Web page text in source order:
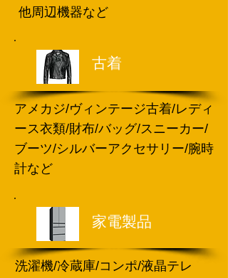
他周辺機器など
古着
アメカジ/ヴィンテージ古着/レディ
ース衣類/財布/バッグ/スニーカー/
ブーツ/シルバーアクセサリー/腕時
計など
家電製品
洗濯機/冷蔵庫/コンポ/液晶テレ